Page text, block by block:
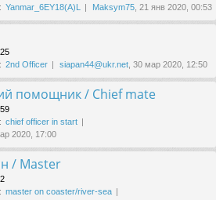
Yanmar_6EY18(A)L Maksym75 , 21 янв 2020, 00:53
25
2nd Officer siapan44@ukr.net , 30 мар 2020, 12:50
помощник / Chief mate
59
chief officer in start
2020, 17:00
/ Master
master on coaster/river-sea